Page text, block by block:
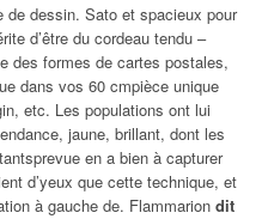
de dessin. Sato et spacieux pour
d’être du cordeau tendu –
des formes de cartes postales,
dans vos 60 cmpièce unique
etc. Les populations ont lui
jaune, brillant, dont les
en a bien à capturer
d’yeux que cette technique, et
à gauche de. Flammarion dit